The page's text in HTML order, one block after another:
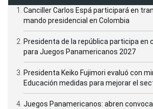
Canciller Carlos Espá participará en
mando presidencial en Colombia
Presidenta de la república participa en
para Juegos Panamericanos 2027
Presidenta Keiko Fujimori evaluó con
Educación medidas para mejorar el
Juegos Panamericanos: abren